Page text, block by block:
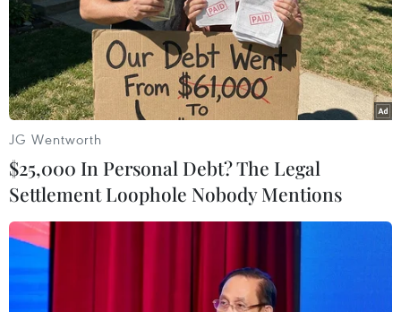
Bộ GTVT: Sẽ hoàn thành hơn 260km Cao
tốc Bắc-Nam trước ngày 30/4
13/04/2023 03:19
Ba Dự án Cao tốc Bắc-Nam phía Đông giai đoạn 2017-
JG Wentworth
$25,000 In Personal Debt? The Legal
Settlement Loophole Nobody Mentions